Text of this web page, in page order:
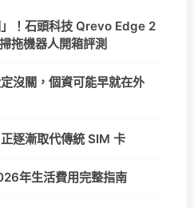
！石頭科技 Qrevo Edge 2
拖機器人開箱評測
沒關，個資可能早就在外
逐漸取代傳統 SIM 卡
年生活費用完整指南